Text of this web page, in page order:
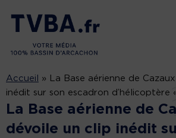
Accueil »
La Base aérienne de
inédit sur son escadron d’hélicoptère
La Base aérienne de
dévoile un clip inédit